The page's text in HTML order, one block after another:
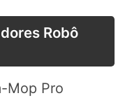
Robô
Mop Pro